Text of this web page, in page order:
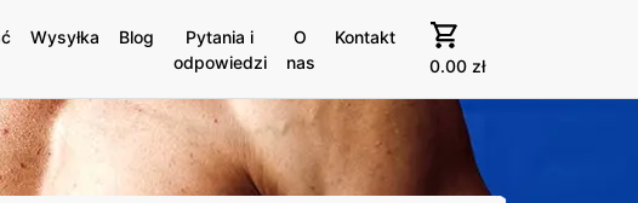
Wysyłka Blog
Pytania i
odpowiedzi
O
nas
Kontakt
0.00 zł